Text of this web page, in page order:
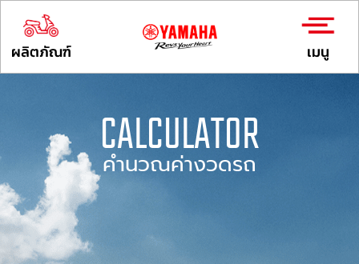
ผลิตภัณฑ์ เมนู
CALCULATOR
คำนวณค่างวดรถ